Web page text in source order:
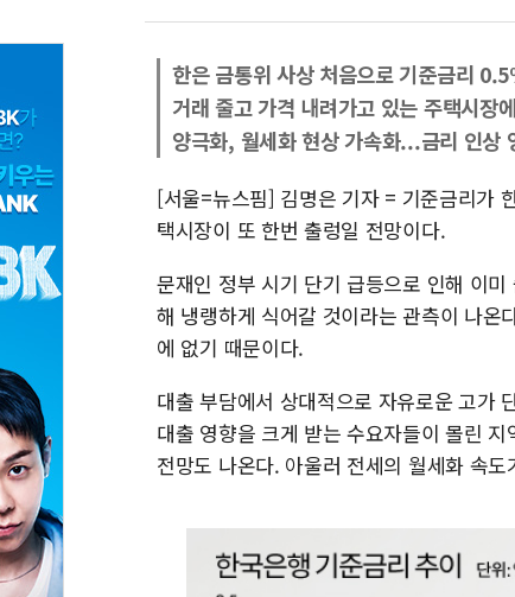
한은 금통위 사상 처음으로 기준금리
거래 줄고 가격 내려가고 있는 주택시장
양극화, 월세화 현상 가속화...금리 인상
[서울=뉴스핌] 김명은 기자 = 기준금리가
택시장이 또 한번 출렁일 전망이다.
문재인 정부 시기 단기 급등으로 인해 이
해 냉랭하게 식어갈 것이라는 관측이 나
에 없기 때문이다.
대출 부담에서 상대적으로 자유로운 고가
대출 영향을 크게 받는 수요자들이 몰린
전망도 나온다. 아울러 전세의 월세화 속